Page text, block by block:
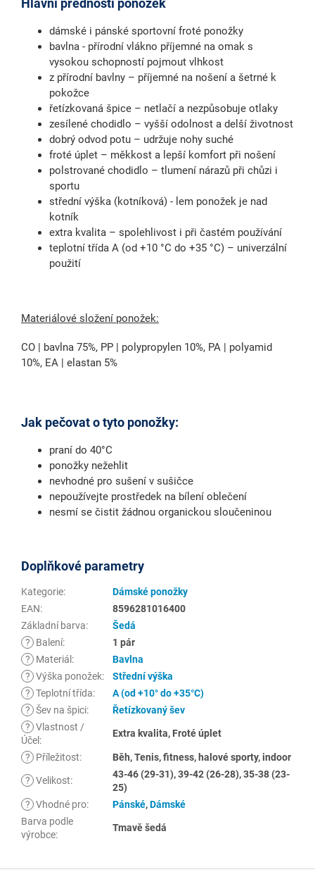
Hlavní přednosti ponožek
dámské i pánské sportovní froté ponožky
bavlna - přírodní vlákno příjemné na omak s
vysokou schopností pojmout vlhkost
z přírodní bavlny – příjemné na nošení a šetrné k
pokožce
řetízkovaná špice – netlačí a nezpůsobuje otlaky
zesílené chodidlo – vyšší odolnost a delší životnost
dobrý odvod potu – udržuje nohy suché
froté úplet – měkkost a lepší komfort při nošení
polstrované chodidlo – tlumení nárazů při chůzi i
sportu
střední výška (kotníková) - lem ponožek je nad
kotník
extra kvalita – spolehlivost i při častém používání
teplotní třída A (od +10 °C do +35 °C) – univerzální
použití
Materiálové složení ponožek:
CO | bavlna 75%, PP | polypropylen 10%, PA | polyamid
10%, EA | elastan 5%
Jak pečovat o tyto ponožky:
praní do 40°C
ponožky nežehlit
nevhodné pro sušení v sušičce
nepoužívejte prostředek na bílení oblečení
nesmí se čistit žádnou organickou sloučeninou
Doplňkové parametry
Kategorie:
Dámské ponožky
EAN:
8596281016400
Základní barva:
Šedá
?
Balení:
1 pár
?
Materiál :
Bavlna
? Výška ponožek:
Střední výška
? Teplotní třída:
A (od +10° do +35°C)
? Šev na špici:
Řetízkovaný šev
? Vlastnost /
Účel :
Extra kvalita, Froté úplet
? Příležitost: Běh, Tenis, fitness, halové sporty, indoor
? Velikost:
43-46 (29-31), 39-42 (26-28), 35-38 (23-
25)
? Vhodné pro: Pánské,Dámské
Barva podle
výrobce:
Tmavě šedá